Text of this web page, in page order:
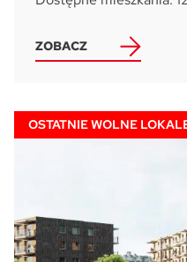
Wyrażam zgodę na
Cieszynie informacji
nowości), dotyczących
za pomocą środków
elektronicznej
telefonicznej
ZOBACZ
OSTATNIE WOLNE